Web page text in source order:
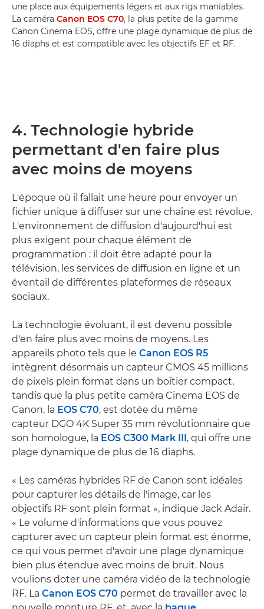
une place aux équipements légers et aux rigs maniables.
La caméra Canon EOS C70, la plus petite de la gamme
Canon Cinema EOS, offre une plage dynamique de plus de
16 diaphs et est compatible avec les objectifs EF et RF.
4. Technologie hybride
permettant d'en faire plus
avec moins de moyens
L'époque où il fallait une heure pour envoyer un
fichier unique à diffuser sur une chaîne est révolue.
L'environnement de diffusion d'aujourd'hui est
plus exigent pour chaque élément de
programmation : il doit être adapté pour la
télévision, les services de diffusion en ligne et un
éventail de différentes plateformes de réseaux
sociaux.
La technologie évoluant, il est devenu possible
d'en faire plus avec moins de moyens. Les
appareils photo tels que le Canon EOS R5
intègrent désormais un capteur CMOS 45 millions
de pixels plein format dans un boîtier compact,
tandis que la plus petite caméra Cinema EOS de
Canon, la EOS C70, est dotée du même
capteur DGO 4K Super 35 mm révolutionnaire que
son homologue, la EOS C300 Mark III, qui offre une
plage dynamique de plus de 16 diaphs.
« Les caméras hybrides RF de Canon sont idéales
pour capturer les détails de l'image, car les
objectifs RF sont plein format », indique Jack Adair.
« Le volume d'informations que vous pouvez
capturer avec un capteur plein format est énorme,
ce qui vous permet d'avoir une plage dynamique
bien plus étendue avec moins de bruit. Nous
voulions doter une caméra vidéo de la technologie
RF. La Canon EOS C70 permet de travailler avec la